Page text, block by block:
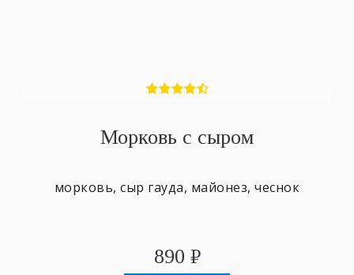
Морковь с сыром
морковь, сыр гауда, майонез, чеснок
890 ₽